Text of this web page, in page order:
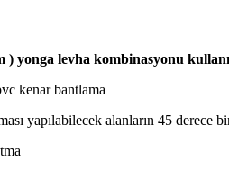
) yonga levha kombinasyonu
kenar bantlama
yapılabilecek alanların 45 derece